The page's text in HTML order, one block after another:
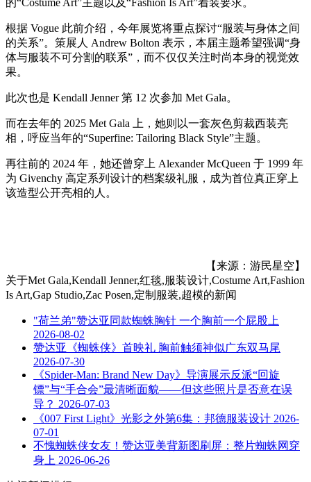
根据 Vogue 此前介绍，今年展览将重点探讨“服装与身体之间
的关系”。策展人 Andrew Bolton 表示，本届主题希望强调“身
体与服装不可分割的联系”，而不仅仅关注时尚本身的视觉效
果。
此次也是 Kendall Jenner 第 12 次参加 Met Gala。
而在去年的 2025 Met Gala 上，她则以一套灰色剪裁西装亮
相，呼应当年的“Superfine: Tailoring Black Style”主题。
再往前的 2024 年，她还曾穿上 Alexander McQueen 于 1999 年
为 Givenchy 高定系列设计的档案级礼服，成为首位真正穿上
该造型公开亮相的人。
【来源：游民星空】
关于Met Gala,Kendall Jenner,红毯,服装设计,Costume Art,Fashion
Is Art,Gap Studio,Zac Posen,定制服装,超模的新闻
"荷兰弟"赞达亚同款蜘蛛胸针 一个胸前一个屁股上
2026-08-02
赞达亚《蜘蛛侠》首映礼 胸前触须神似广东双马尾
2026-07-30
《Spider-Man: Brand New Day》导演展示反派“回旋
镖”与“手合会”最清晰面貌——但这些照片是否意在误
导？ 2026-07-03
《007 First Light》光影之外第6集：邦德服装设计 2026-
07-01
不愧蜘蛛侠女友！赞达亚美背新图刷屏：整片蜘蛛网穿
身上 2026-06-26